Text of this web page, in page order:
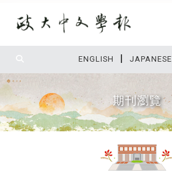
ENGLISH | JAPANESE
期刊瀏覽